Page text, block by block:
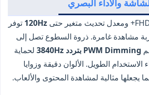
والأداء البصري
120Hz توفر
مشاهدة غامرة. ذروة السطوع تصل إلى
PWM Dimming بتردد 3840Hz
لحماية
الاستخدام الطويل. الألوان دقيقة وزوايا
يجعلها مثالية لمشاهدة المحتوى والألعاب.